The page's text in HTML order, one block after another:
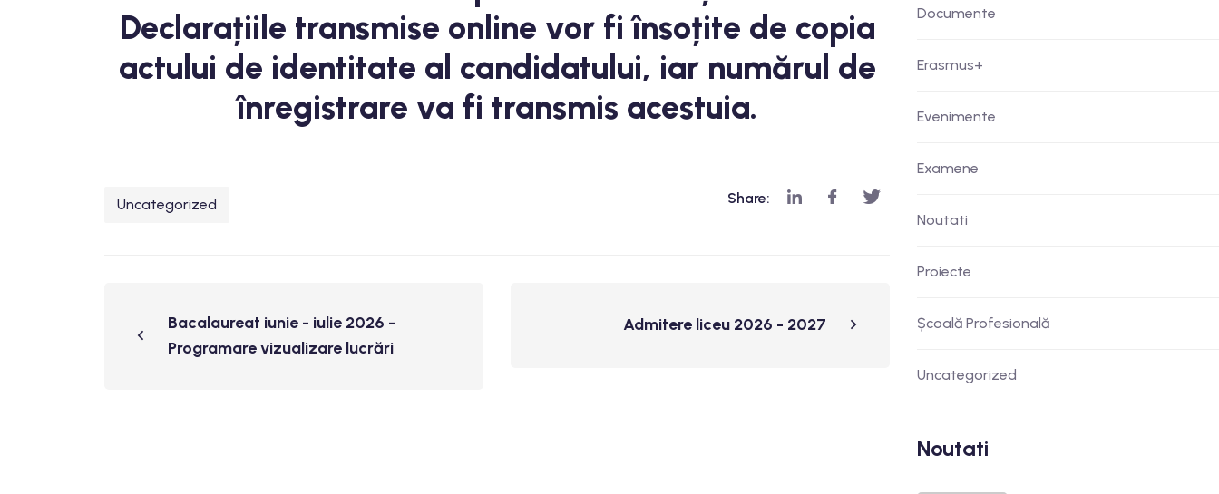
Declarațiile transmise online vor fi însoțite de copia
actului de identitate al candidatului, iar numărul de
înregistrare va fi transmis acestuia.
Uncategorized Share:
Bacalaureat iunie - iulie 2026 -
Programare vizualizare lucrări
Admitere liceu 2026 - 2027
Documente
Erasmus+
Evenimente
Examene
Noutati
Proiecte
Școală Profesională
Uncategorized
Noutati